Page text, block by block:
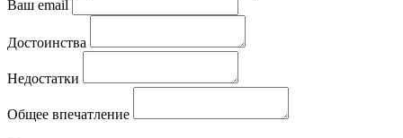
Ваш email
Достоинства
Недостатки
Общее впечатление